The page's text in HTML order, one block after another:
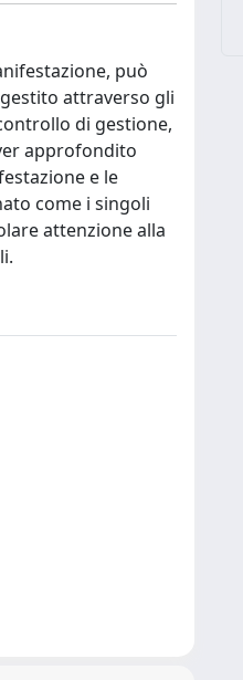
può
attraverso gli
di gestione,
approfondito
e le
come i singoli
attenzione alla